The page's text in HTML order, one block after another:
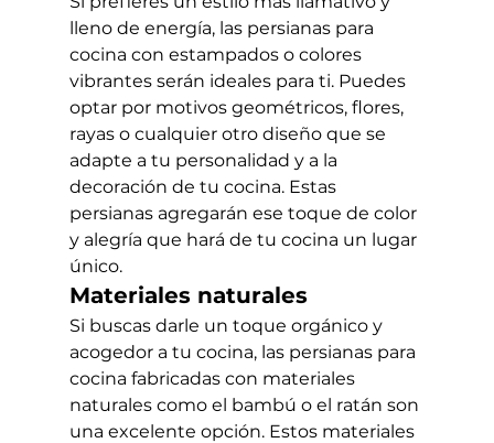
lleno de energía, las persianas para
cocina con estampados o colores
vibrantes serán ideales para ti. Puedes
optar por motivos geométricos, flores,
rayas o cualquier otro diseño que se
adapte a tu personalidad y a la
decoración de tu cocina. Estas
persianas agregarán ese toque de color
y alegría que hará de tu cocina un lugar
único.
Materiales naturales
Si buscas darle un toque orgánico y
acogedor a tu cocina, las persianas para
cocina fabricadas con materiales
naturales como el bambú o el ratán son
una excelente opción. Estos materiales